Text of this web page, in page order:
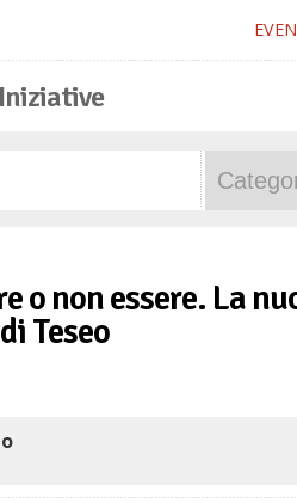
Iniziative
o non essere. La
Teseo